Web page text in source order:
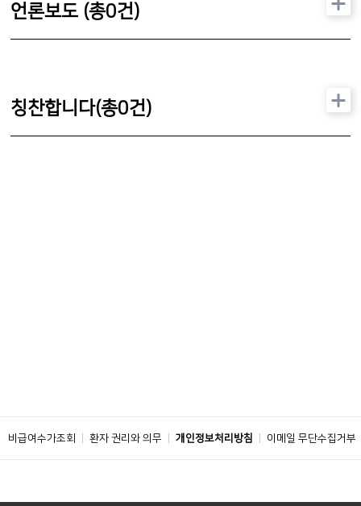
언론보도 (총0건)
칭찬합니다(총0건)
비급여수가조회 환자 권리와 의무 개인정보처리방침 이메일 무단수집거부